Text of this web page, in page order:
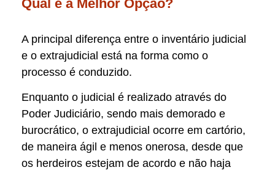
Qual é a Melhor Opção?
A principal diferença entre o inventário judicial
e o extrajudicial está na forma como o
processo é conduzido.
Enquanto o judicial é realizado através do
Poder Judiciário, sendo mais demorado e
burocrático, o extrajudicial ocorre em cartório,
de maneira ágil e menos onerosa, desde que
os herdeiros estejam de acordo e não haja